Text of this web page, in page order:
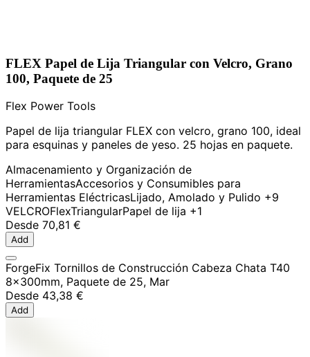
FLEX Papel de Lija Triangular con Velcro, Grano
100, Paquete de 25
Flex Power Tools
Papel de lija triangular FLEX con velcro, grano 100, ideal
para esquinas y paneles de yeso. 25 hojas en paquete.
Almacenamiento y Organización de
HerramientasAccesorios y Consumibles para
Herramientas EléctricasLijado, Amolado y Pulido +9
VELCROFlexTriangularPapel de lija +1
Desde 70,81 €
Add
ForgeFix Tornillos de Construcción Cabeza Chata T40
8x300mm, Paquete de 25, Mar
Desde 43,38 €
Add